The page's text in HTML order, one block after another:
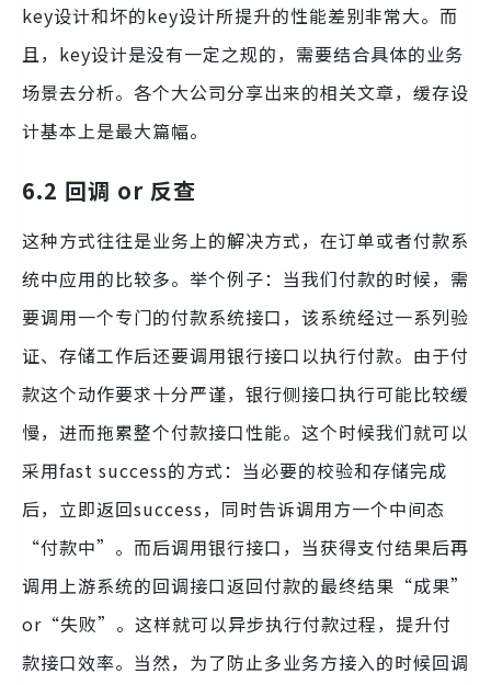
key设计和坏的key设计所提升的性能差别非常大。而
且，key设计是没有一定之规的，需要结合具体的业务
场景去分析。各个大公司分享出来的相关文章，缓存设
计基本上是最大篇幅。
6.2 回调 or 反查
这种方式往往是业务上的解决方式，在订单或者付款系
统中应用的比较多。举个例子：当我们付款的时候，需
要调用一个专门的付款系统接口，该系统经过一系列验
证、存储工作后还要调用银行接口以执行付款。由于付
款这个动作要求十分严谨，银行侧接口执行可能比较缓
慢，进而拖累整个付款接口性能。这个时候我们就可以
采用fast success的方式：当必要的校验和存储完成
后，立即返回success，同时告诉调用方一个中间态
“付款中”。而后调用银行接口，当获得支付结果后再
调用上游系统的回调接口返回付款的最终结果“成果”
or“失败”。这样就可以异步执行付款过程，提升付
款接口效率。当然，为了防止多业务方接入的时候回调